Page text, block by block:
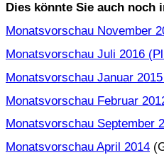
Dies könnte Sie auch noch
Monatsvorschau November
Monatsvorschau Juli 2016
Monatsvorschau Januar
Monatsvorschau Februar
Monatsvorschau September
Monatsvorschau April 2014